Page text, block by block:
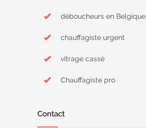
déboucheurs en Belgique
chauffagiste urgent
vitrage cassé
Chauffagiste pro
Contact